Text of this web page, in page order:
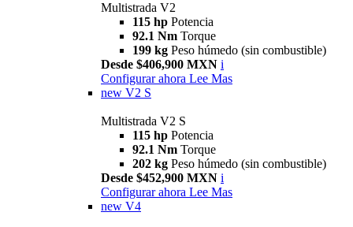
Multistrada V2
115 hp Potencia
92.1 Nm Torque
199 kg Peso húmedo (sin combustible)
Desde $406,900 MXN i
Configurar ahora Lee Mas
new V2 S
Multistrada V2 S
115 hp Potencia
92.1 Nm Torque
202 kg Peso húmedo (sin combustible)
Desde $452,900 MXN i
Configurar ahora Lee Mas
new V4